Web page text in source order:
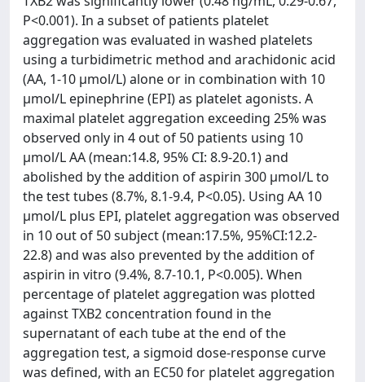
P<0.001). In a subset of patients platelet
aggregation was evaluated in washed platelets
using a turbidimetric method and arachidonic acid
(AA, 1-10 μmol/L) alone or in combination with 10
μmol/L epinephrine (EPI) as platelet agonists. A
maximal platelet aggregation exceeding 25% was
observed only in 4 out of 50 patients using 10
μmol/L AA (mean:14.8, 95% CI: 8.9-20.1) and
abolished by the addition of aspirin 300 μmol/L to
the test tubes (8.7%, 8.1-9.4, P<0.05). Using AA 10
μmol/L plus EPI, platelet aggregation was observed
in 10 out of 50 subject (mean:17.5%, 95%CI:12.2-
22.8) and was also prevented by the addition of
aspirin in vitro (9.4%, 8.7-10.1, P<0.005). When
percentage of platelet aggregation was plotted
against TXB2 concentration found in the
supernatant of each tube at the end of the
aggregation test, a sigmoid dose-response curve
was defined, with an EC50 for platelet aggregation